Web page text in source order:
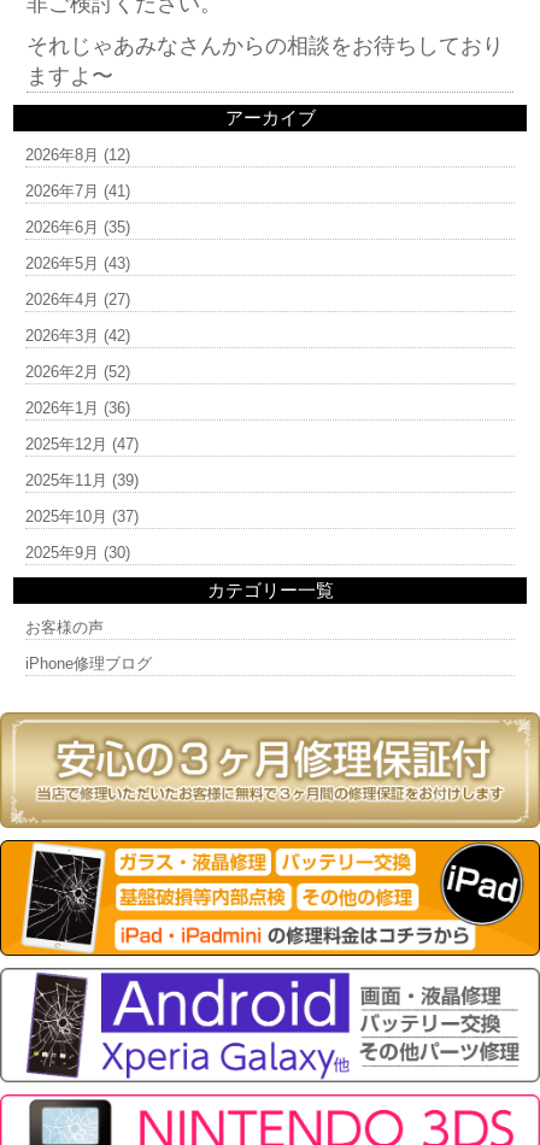
それじゃあみなさんからの相談をお待ちしており
ますよ〜
アーカイブ
2026年8月 (12)
2026年7月 (41)
2026年6月 (35)
2026年5月 (43)
2026年4月 (27)
2026年3月 (42)
2026年2月 (52)
2026年1月 (36)
2025年12月 (47)
2025年11月 (39)
2025年10月 (37)
2025年9月 (30)
カテゴリー一覧
お客様の声
iPhone修理ブログ